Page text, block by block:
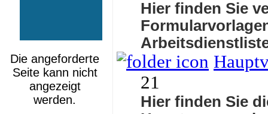
Hier finden Sie
21
Hier finden Sie